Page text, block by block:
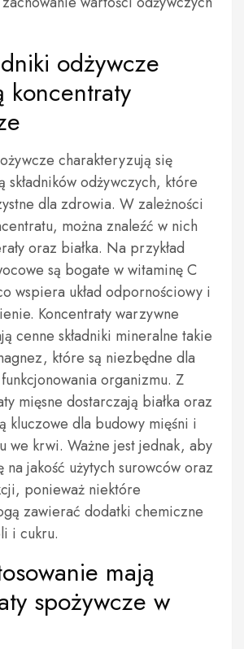
odżywcze
koncentraty
charakteryzują się
składników odżywczych, które
dla zdrowia. W zależności
można znaleźć w nich
oraz białka. Na przykład
są bogate w witaminę C
wspiera układ odpornościowy i
Koncentraty warzywne
cenne składniki mineralne takie
które są niezbędne dla
organizmu. Z
mięsne dostarczają białka oraz
kluczowe dla budowy mięśni i
we krwi. Ważne jest jednak, aby
na jakość użytych surowców oraz
ponieważ niektóre
zawierać dodatki chemiczne
i cukru.
mają
spożywcze w